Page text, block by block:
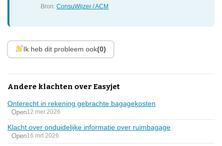
Bron:ConsuWijzer / ACM
Ik heb dit probleem ook(0)
Andere klachten over Easyjet
Onterecht in rekening gebrachte bagagekosten
Open12 mei 2026
Klacht over onduidelijke informatie over ruimbagage
Open16 mrt 2026